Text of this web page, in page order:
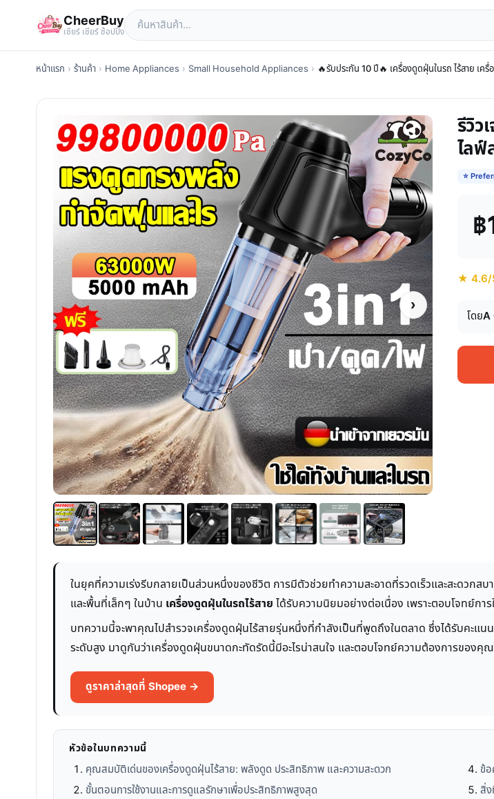
CheerBuy
เซียร์ เซียร์ ช้อปปิ้ง
หน้าแรก › ร้านค้า › Home Appliances › Small Household Appliances › 🔥รับประกัน 10 ปี🔥 เครื่องดูดฝุ่นในรถ ไร้สาย เ
›
รีวิว
ไลฟ์
⭐
★ 4.6/
โดยA
ในยุคที่ความเร่งรีบกลายเป็นส่วนหนึ่งของชีวิต การมีตัวช่วยทำความสะอาดที่รวดเร็วและสะดว
และพื้นที่เล็กๆ ในบ้าน เครื่องดูดฝุ่นในรถไร้สาย ได้รับความนิยมอย่างต่อเนื่อง เพราะตอบโจทย์ก
บทความนี้จะพาคุณไปสำรวจเครื่องดูดฝุ่นไร้สายรุ่นหนึ่งที่กำลังเป็นที่พูดถึงในตลาด ซึ่งได้รับคะแ
ระดับสูง มาดูกันว่าเครื่องดูดฝุ่นขนาดกะทัดรัดนี้มีอะไรน่าสนใจ และตอบโจทย์ความต้องการของคุ
ดูราคาล่าสุดที่ Shopee →
หัวข้อในบทความนี้
คุณสมบัติเด่นของเครื่องดูดฝุ่นไร้สาย: พลังดูด ประสิทธิภาพ และความสะดวก
ขั้นตอนการใช้งานและการดูแลรักษาเพื่อประสิทธิภาพสูงสุด
ข้
สิ่ง